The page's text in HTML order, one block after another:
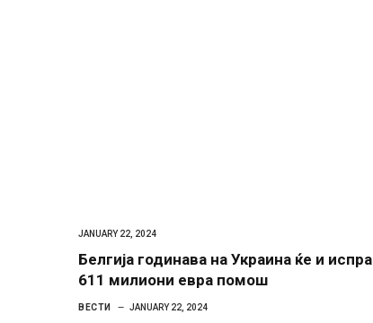
JANUARY 22, 2024
Белгија годинава на Украина ќе и
611 милиони евра помош
ВЕСТИ JANUARY 22, 2024